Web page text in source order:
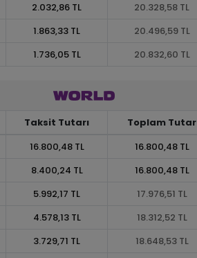
2.032,86 TL
20.328,58 TL
1.863,33 TL
20.496,59 TL
1.736,05 TL 20.832,60 TL
Taksit Tutarı
Toplam Tutar
16.800,48 TL
16.800,48 TL
8.400,24 TL
16.800,48 TL
5.992,17 TL
17.976,51 TL
4.578,13 TL
18.312,52 TL
3.729,71 TL
18.648,53 TL